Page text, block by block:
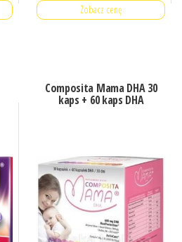
Zobacz cenę
Composita Mama DHA 30
kaps + 60 kaps DHA